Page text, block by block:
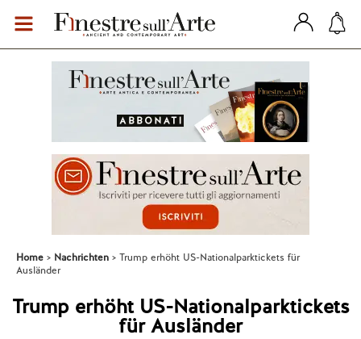
Home Nachrichten
Trump erhöht US-Nationalparktickets für
Ausländer
Trump erhöht US-Nationalparktickets
für Ausländer